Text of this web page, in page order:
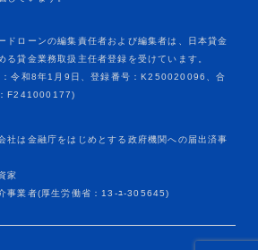
ドローンの編集責任者および編集者は、日本貸金
る貸金業務取扱主任者登録を受けています。
：令和8年1月9日、登録番号：K250020096、合
F241000177)
社は金融庁をはじめとする政府機関への届出済事
家
事業者(厚生労働省：13-ﾕ-305645)